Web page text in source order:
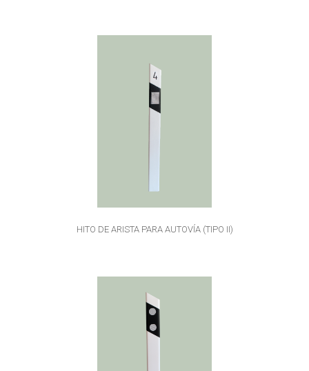
HITO DE ARISTA PARA AUTOVÍA (TIPO II)